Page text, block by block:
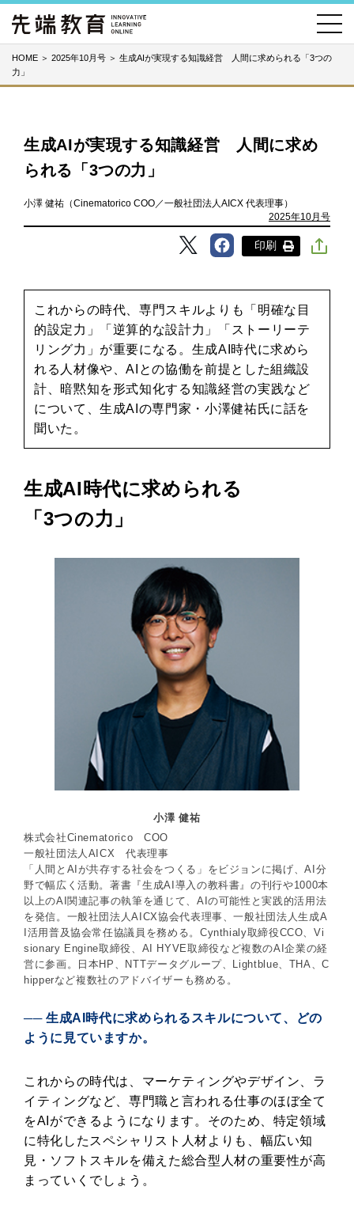
HOME ＞ 2025年10月号 ＞ 生成AIが実現する知識経営 人間に求められる「3つの
力」
生成AIが実現する知識経営 人間に求め
られる「3つの力」
小澤 健祐（Cinematorico COO／一般社団法人AICX 代表理事）
2025年10月号
印刷
これからの時代、専門スキルよりも「明確な目
的設定力」「逆算的な設計力」「ストーリーテ
リング力」が重要になる。生成AI時代に求めら
れる人材像や、AIとの協働を前提とした組織設
計、暗黙知を形式知化する知識経営の実践など
について、生成AIの専門家・小澤健祐氏に話を
聞いた。
生成AI時代に求められる
「3つの力」
小澤 健祐
株式会社Cinematorico COO
一般社団法人AICX 代表理事
「人間とAIが共存する社会をつくる」をビジョンに掲げ、AI分
野で幅広く活動。著書『生成AI導入の教科書』の刊行や1000本
以上のAI関連記事の執筆を通じて、AIの可能性と実践的活用法
を発信。一般社団法人AICX協会代表理事、一般社団法人生成A
I活用普及協会常任協議員を務める。Cynthialy取締役CCO、Vi
sionary Engine取締役、AI HYVE取締役など複数のAI企業の経
営に参画。日本HP、NTTデータグループ、Lightblue、THA、C
hipperなど複数社のアドバイザーも務める。
── 生成AI時代に求められるスキルについて、どの
ように見ていますか。
これからの時代は、マーケティングやデザイン、ラ
イティングなど、専門職と言われる仕事のほぼ全て
をAIができるようになります。そのため、特定領域
に特化したスペシャリスト人材よりも、幅広い知
見・ソフトスキルを備えた総合型人材の重要性が高
まっていくでしょう。